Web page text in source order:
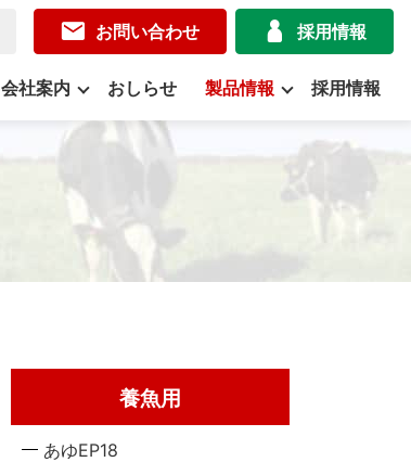
会社案内 おしらせ 製品情報 採用情報
お問い合わせ 採用情報
養魚用
あゆEP18